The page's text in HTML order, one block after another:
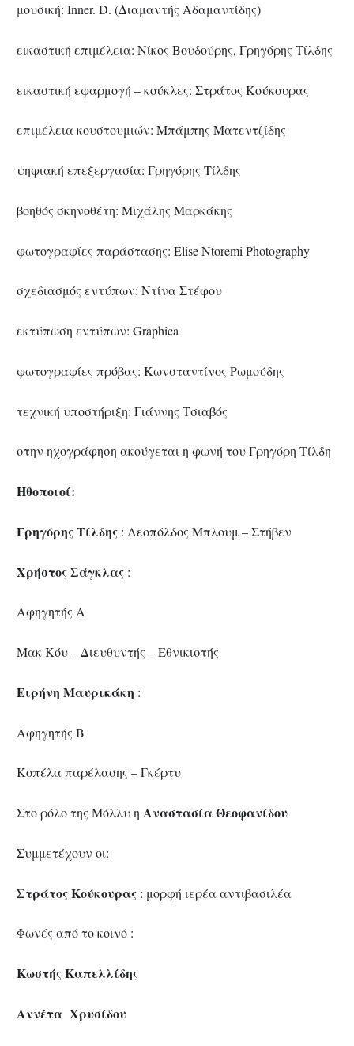
μουσική: Inner. D. (Διαμαντής Αδαμαντίδης)
εικαστική επιμέλεια: Νίκος Βουδούρης, Γρηγόρης Τίλδης
εικαστική εφαρμογή – κούκλες: Στράτος Κούκουρας
επιμέλεια κουστουμιών: Μπάμπης Ματεντζίδης
ψηφιακή επεξεργασία: Γρηγόρης Τίλδης
βοηθός σκηνοθέτη: Μιχάλης Μαρκάκης
φωτογραφίες παράστασης: Elise Ntoremi Photography
σχεδιασμός εντύπων: Ντίνα Στέφου
εκτύπωση εντύπων: Graphica
φωτογραφίες πρόβας: Κωνσταντίνος Ρωμούδης
τεχνική υποστήριξη: Γιάννης Τσιαβός
στην ηχογράφηση ακούγεται η φωνή του Γρηγόρη Τίλδη
Ηθοποιοί:
Γρηγόρης Τίλδης : Λεοπόλδος Μπλουμ – Στήβεν
Χρήστος Σάγκλας :
Αφηγητής Α
Μακ Κόυ – Διευθυντής – Εθνικιστής
Ειρήνη Μαυρικάκη :
Αφηγητής Β
Κοπέλα παρέλασης – Γκέρτυ
Στο ρόλο της Μόλλυ η Αναστασία Θεοφανίδου
Συμμετέχουν οι:
Στράτος Κούκουρας : μορφή ιερέα αντιβασιλέα
Φωνές από το κοινό :
Κωστής Καπελλίδης
Αννέτα Χρυσίδου